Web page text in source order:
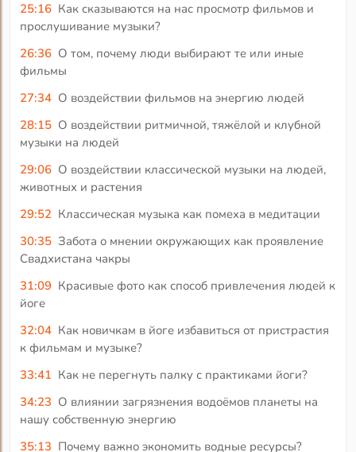
25:16 Как сказываются на нас просмотр фильмов и
прослушивание музыки?
26:36 О том, почему люди выбирают те или иные
фильмы
27:34 О воздействии фильмов на энергию людей
28:15 О воздействии ритмичной, тяжёлой и клубной
музыки на людей
29:06 О воздействии классической музыки на людей,
животных и растения
29:52 Классическая музыка как помеха в медитации
30:35 Забота о мнении окружающих как проявление
Свадхистана чакры
31:09 Красивые фото как способ привлечения людей к
йоге
32:04 Как новичкам в йоге избавиться от пристрастия
к фильмам и музыке?
33:41 Как не перегнуть палку с практиками йоги?
34:23 О влиянии загрязнения водоёмов планеты на
нашу собственную энергию
35:13 Почему важно экономить водные ресурсы?